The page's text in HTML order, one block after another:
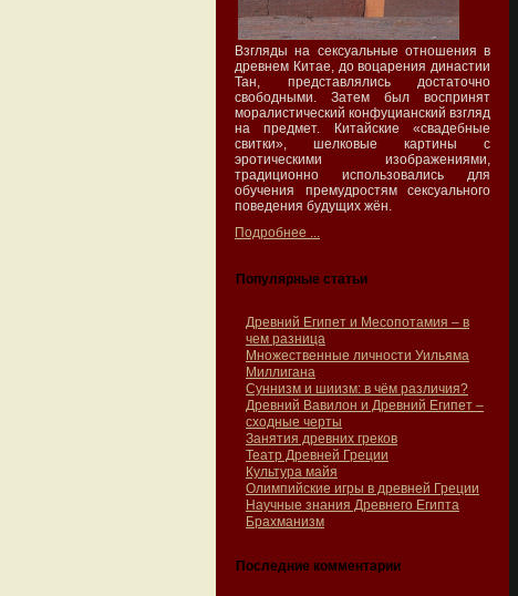
Взгляды на сексуальные отношения в
древнем Китае, до воцарения династии
Тан, представлялись достаточно
свободными. Затем был воспринят
моралистический конфуцианский взгляд
на предмет. Китайские «свадебные
свитки», шелковые картины с
эротическими изображениями,
традиционно использовались для
обучения премудростям сексуального
поведения будущих жён.
Подробнее ...
Популярные статьи
Древний Египет и Месопотамия – в
чем разница
Множественные личности Уильяма
Миллигана
Суннизм и шиизм: в чём различия?
Древний Вавилон и Древний Египет –
сходные черты
Занятия древних греков
Театр Древней Греции
Культура майя
Олимпийские игры в древней Греции
Научные знания Древнего Египта
Брахманизм
Последние комментарии